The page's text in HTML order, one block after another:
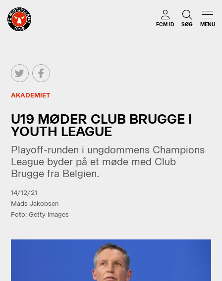
FCM ID SØG MENU
AKADEMIET
U19 MØDER CLUB BRUGGE I
YOUTH LEAGUE
Playoff-runden i ungdommens Champions
League byder på et møde med Club
Brugge fra Belgien.
14/12/21
Mads Jakobsen
Foto: Getty Images